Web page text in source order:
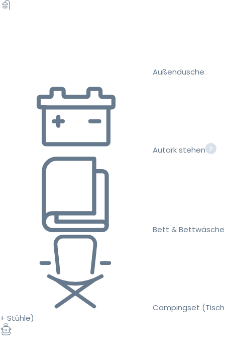
Außendusche
Autark stehen
Bett & Bettwäsche
Campingset (Tisch
+ Stühle)